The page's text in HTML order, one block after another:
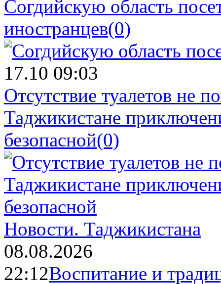
Согдийскую область
иностранцев(0)
17.10 09:03
Отсутствие туалетов не
Таджикистане
безопасной(0)
Новости. Таджикистана
08.08.2026
22:12Воспитание и